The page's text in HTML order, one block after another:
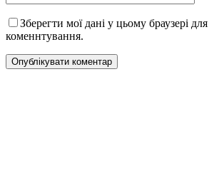
Зберегти мої дані у цьому браузері
коменнтування.